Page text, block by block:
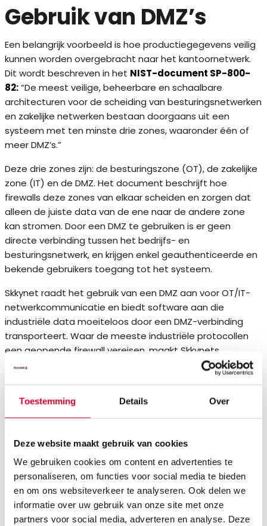
Toestemming Details Over
Deze website maakt gebruik van cookies
We gebruiken cookies om content en advertenties te
personaliseren, om functies voor social media te bieden
en om ons websiteverkeer te analyseren. Ook delen we
informatie over uw gebruik van onze site met onze
partners voor social media, adverteren en analyse. Deze
Gebruik van DMZ’s
Een belangrijk voorbeeld is hoe productiegegevens veilig
kunnen worden overgebracht naar het kantoornetwerk.
Dit wordt beschreven in het NIST-document SP-800-
82:“De meest veilige, beheerbare en schaalbare
architecturen voor de scheiding van besturingsnetwerken
en zakelijke netwerken bestaan doorgaans uit een
systeem met ten minste drie zones, waaronder één of
meer DMZ’s.”
Deze drie zones zijn: de besturingszone (OT), de zakelijke
zone (IT) en de DMZ. Het document beschrijft hoe
firewalls deze zones van elkaar scheiden en zorgen dat
alleen de juiste data van de ene naar de andere zone
kan stromen. Door een DMZ te gebruiken is er geen
directe verbinding tussen het bedrijfs- en
besturingsnetwerk, en krijgen enkel geauthenticeerde en
bekende gebruikers toegang tot het systeem.
Skkynet raadt het gebruik van een DMZ aan voor OT/IT-
netwerkcommunicatie en biedt software aan die
industriële data moeiteloos door een DMZ-verbinding
transporteert. Waar de meeste industriële protocollen
een geopende firewall vereisen, maakt Skkynets
gepatenteerde
gebruik van een
ontwerp waarbij alle inkomende firewallpoorten aan
real-time, tweerichtingsverkeer mogelijk is via de DMZ.
Veilige OT-naar-IT
verbindingen